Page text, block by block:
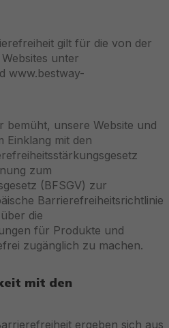
gilt für die von der
unter
www.bestway-
bemüht, unsere Website und
Einklang mit den
zum
(BFSGV) zur
Barrierefreiheitsrichtlinie
die
für Produkte und
zugänglich zu machen.
mit den
ergeben sich aus